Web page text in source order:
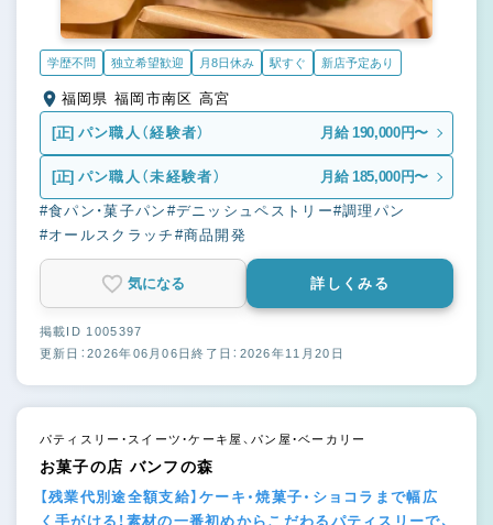
学歴不問 独立希望歓迎 月8日休み 駅すぐ 新店予定あり
福岡県 福岡市南区 高宮
[正] パン職人（経験者） 月給 190,000円〜
[正] パン職人（未経験者） 月給 185,000円〜
#食パン・菓子パン #デニッシュペストリー#調理パン
#オールスクラッチ #商品開発
気になる 詳しくみる
掲載ID 1005397
更新日：2026年06月06日終了日：2026年11月20日
パティスリー・スイーツ・ケーキ屋、パン屋・ベーカリー
お菓子の店 バンフの森
【残業代別途全額支給】ケーキ・焼菓子・ショコラまで幅広
く手がける！素材の一番初めからこだわるパティスリーで、